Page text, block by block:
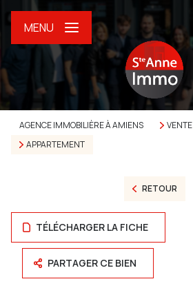
MENU
AGENCE IMMOBILIÈRE À AMIENS VENTE
APPARTEMENT
RETOUR
TÉLÉCHARGER LA FICHE
PARTAGER CE BIEN